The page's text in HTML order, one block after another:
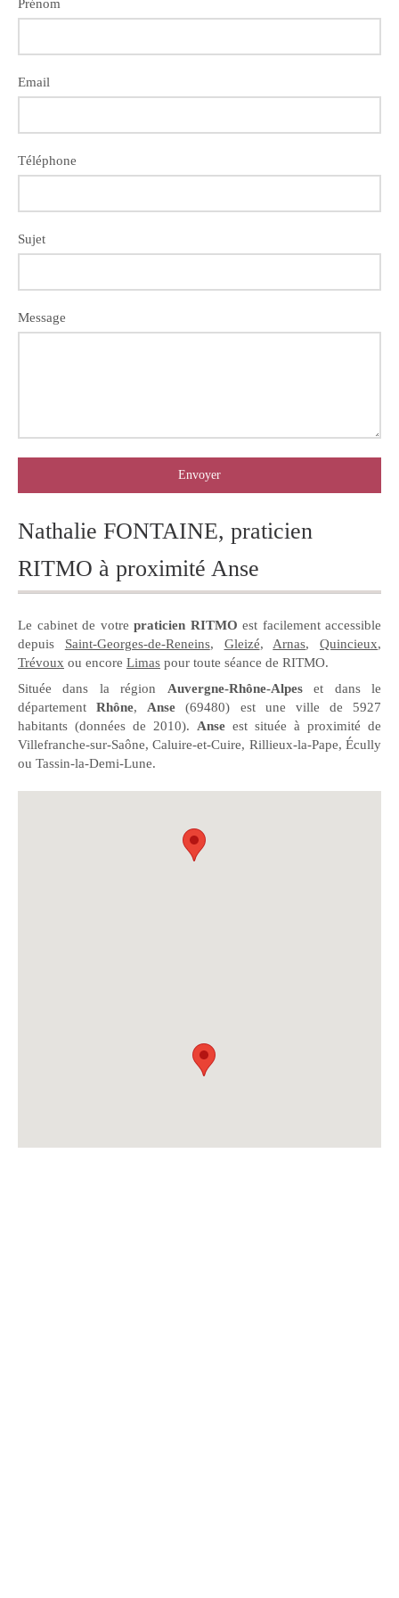
Prénom
Email
Téléphone
Sujet
Message
Envoyer
Nathalie FONTAINE, praticien
RITMO à proximité Anse
Le cabinet de votre praticien RITMO est facilement accessible
depuis Saint-Georges-de-Reneins, Gleizé,Arnas, Quincieux,
Trévoux ou encore Limas pour toute séance de RITMO.
Située dans la région Auvergne-Rhône-Alpeset dans le
départementRhône,Anse (69480) est une ville de 5927
habitants (données de 2010). Anse est située à proximité de
Villefranche-sur-Saône, Caluire-et-Cuire, Rillieux-la-Pape, Écully
ou Tassin-la-Demi-Lune.